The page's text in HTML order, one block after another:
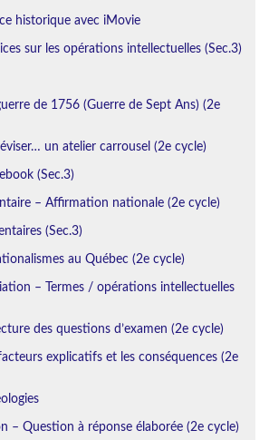
historique avec iMovie
sur les opérations intellectuelles (Sec.3)
de 1756 (Guerre de Sept Ans) (2e
un atelier carrousel (2e cycle)
(Sec.3)
– Affirmation nationale (2e cycle)
(Sec.3)
au Québec (2e cycle)
– Termes / opérations intellectuelles
des questions d’examen (2e cycle)
explicatifs et les conséquences (2e
– Question à réponse élaborée (2e cycle)